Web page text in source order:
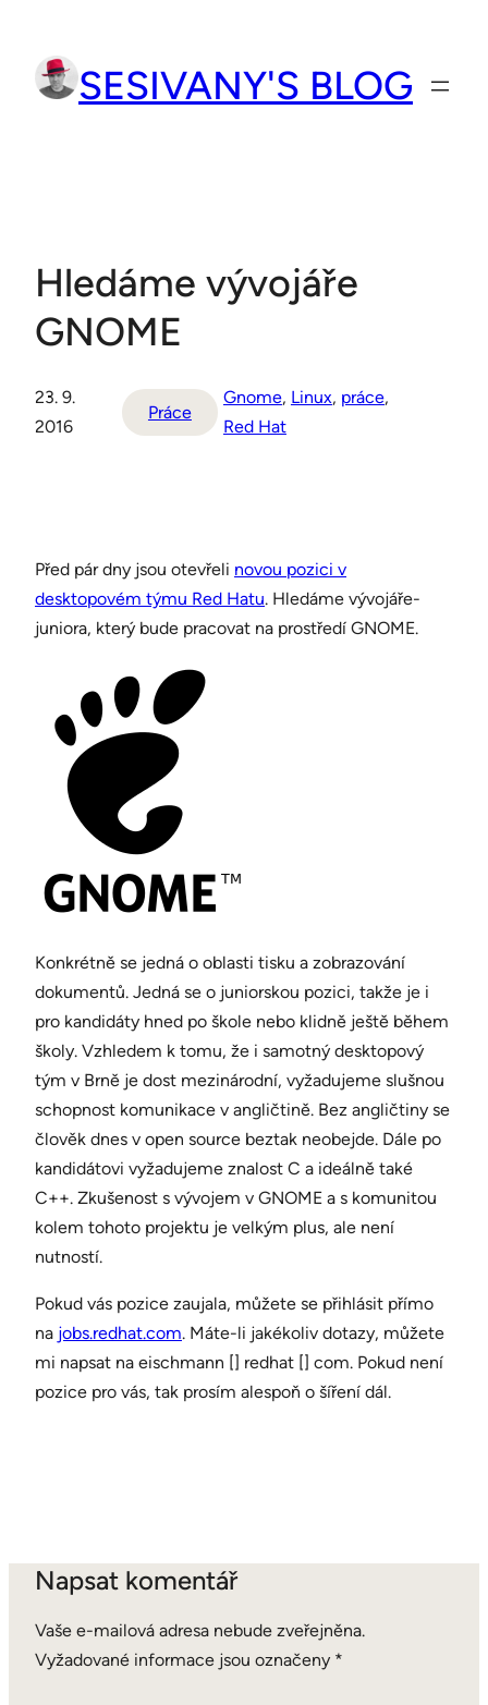
obsah
SESIVANY'S BLOG
Hledáme vývojáře
GNOME
23. 9.
2016
Práce
Gnome, Linux, práce,
Red Hat
Před pár dny jsou otevřeli novou pozici v
desktopovém týmu Red Hatu. Hledáme vývojáře-
juniora, který bude pracovat na prostředí GNOME.
Konkrétně se jedná o oblasti tisku a zobrazování
dokumentů. Jedná se o juniorskou pozici, takže je i
pro kandidáty hned po škole nebo klidně ještě během
školy. Vzhledem k tomu, že i samotný desktopový
tým v Brně je dost mezinárodní, vyžadujeme slušnou
schopnost komunikace v angličtině. Bez angličtiny se
člověk dnes v open source beztak neobejde. Dále po
kandidátovi vyžadujeme znalost C a ideálně také
C++. Zkušenost s vývojem v GNOME a s komunitou
kolem tohoto projektu je velkým plus, ale není
nutností.
Pokud vás pozice zaujala, můžete se přihlásit přímo
na jobs.redhat.com. Máte-li jakékoliv dotazy, můžete
mi napsat na eischmann [] redhat [] com. Pokud není
pozice pro vás, tak prosím alespoň o šíření dál.
Napsat komentář
Vaše e-mailová adresa nebude zveřejněna.
Vyžadované informace jsou označeny *